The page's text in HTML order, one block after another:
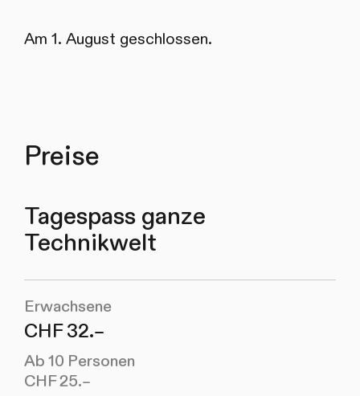
Am 1. August geschlossen.
Preise
Tagespass ganze
Technikwelt
Erwachsene
CHF 32.–
Ab 10 Personen
CHF 25.–